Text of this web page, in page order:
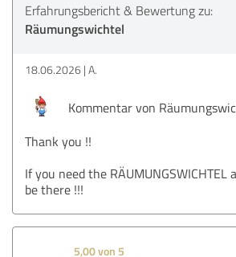
Erfahrungsbericht & Bewertung zu:
Räumungswichtel
18.06.2026 A.
Kommentar von
Thank you !!
If you need the
be there !!!
5,00 von 5